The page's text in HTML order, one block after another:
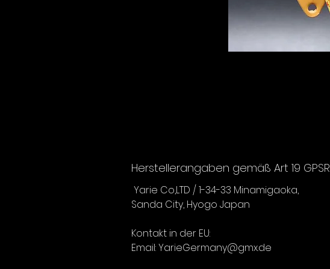
Herstellerangaben gemäß Art 19 GPSR
Yarie Co,LTD / 1-34-33 Minamigaoka,
Sanda City, Hyogo Japan
Kontakt in der EU:
Email: YarieGermany@gmx.de